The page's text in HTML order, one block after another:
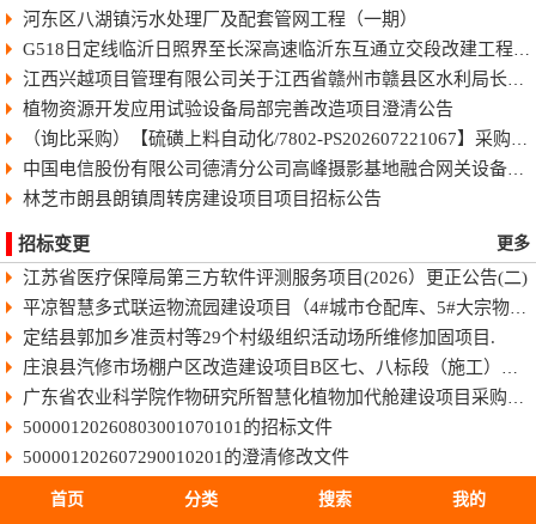
河东区八湖镇污水处理厂及配套管网工程（一期）
G518日定线临沂日照界至长深高速临沂东互通立交段改建工程快速化智慧公路施工招标公告
江西兴越项目管理有限公司关于江西省赣州市赣县区水利局长臂型中型蓝藻打捞干化一体船采购（项目编号：JXXY2026-GX-J002）的电子化竞争性谈判公告
植物资源开发应用试验设备局部完善改造项目澄清公告
（询比采购）【硫磺上料自动化/7802-PS202607221067】采购变更公告（第8号）
中国电信股份有限公司德清分公司高峰摄影基地融合网关设备采购项目-终止公告
林芝市朗县朗镇周转房建设项目项目招标公告
招标变更 更多
江苏省医疗保障局第三方软件评测服务项目(2026）更正公告(二)
平凉智慧多式联运物流园建设项目（4#城市仓配库、5#大宗物资库、场地强夯及地基处理）监理招标文件
定结县郭加乡准贡村等29个村级组织活动场所维修加固项目.
庄浪县汽修市场棚户区改造建设项目B区七、八标段（施工）招标文件
广东省农业科学院作物研究所智慧化植物加代舱建设项目采购更正公告（第一次）
50000120260803001070101的招标文件
500001202607290010201的澄清修改文件
50011420260806025010101的招标文件
首页 分类 搜索 我的